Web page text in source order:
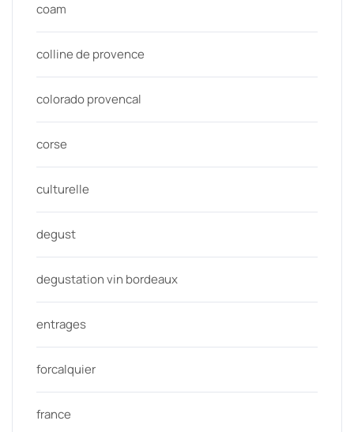
coam
colline de provence
colorado provencal
corse
culturelle
degust
degustation vin bordeaux
entrages
forcalquier
france